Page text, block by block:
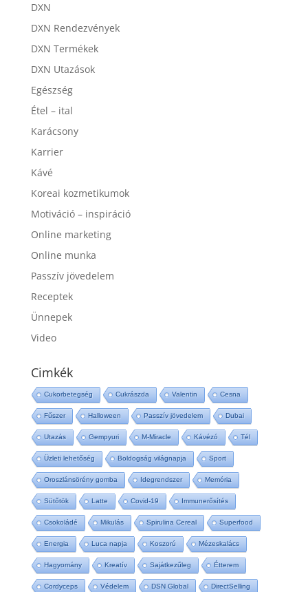
DXN
DXN Rendezvények
DXN Termékek
DXN Utazások
Egészség
Étel – ital
Karácsony
Karrier
Kávé
Koreai kozmetikumok
Motiváció – inspiráció
Online marketing
Online munka
Passzív jövedelem
Receptek
Ünnepek
Video
Cimkék
Cukorbetegség Cukrászda Valentin Cesna
Fűszer Halloween Passzív jövedelem Dubai
Utazás Gempyuri M-Miracle Kávézó Tél
Üzleti lehetőség Boldogság világnapja Sport
Oroszlánsörény gomba Idegrendszer Memória
Sütőtök Latte Covid-19 Immunerősítés
Csokoládé Mikulás Spirulina Cereal Superfood
Energia Luca napja Koszorú Mézeskalács
Hagyomány Kreatív Sajátkezűleg Étterem
Cordyceps Védelem DSN Global DirectSelling